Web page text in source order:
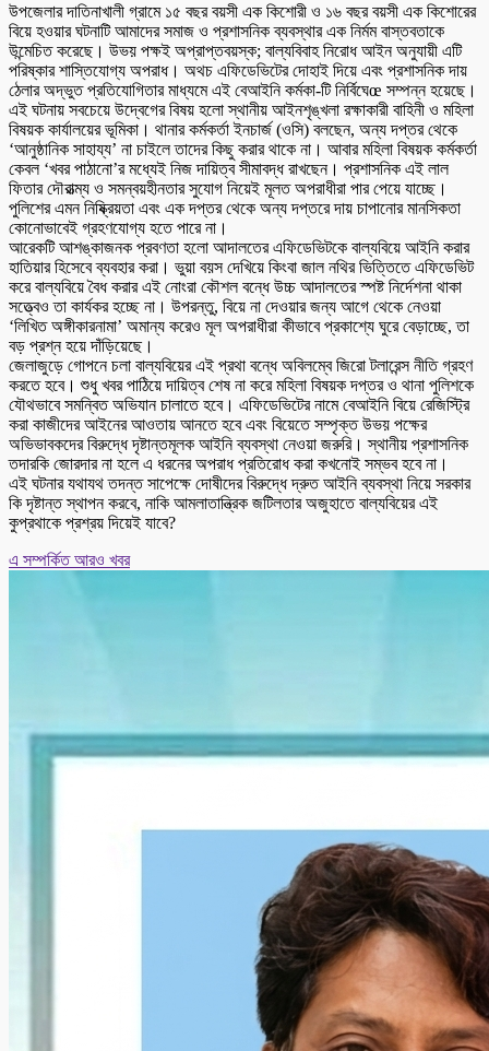
উপজেলার দাতিনাখালী গ্রামে ১৫ বছর বয়সী এক কিশোরী ও ১৬ বছর বয়সী এক কিশোরের
বিয়ে হওয়ার ঘটনাটি আমাদের সমাজ ও প্রশাসনিক ব্যবস্থার এক নির্মম বাস্তবতাকে
উন্মেচিত করেছে। উভয় পক্ষই অপ্রাপ্তবয়স্ক; বাল্যবিবাহ নিরোধ আইন অনুযায়ী এটি
পরিষ্কার শাস্তিযোগ্য অপরাধ। অথচ এফিডেভিটের দোহাই দিয়ে এবং প্রশাসনিক দায়
ঠেলার অদ্ভুত প্রতিযোগিতার মাধ্যমে এই বেআইনি কর্মকা-টি নির্বিঘেœ সম্পন্ন হয়েছে।
এই ঘটনায় সবচেয়ে উদ্বেগের বিষয় হলো স্থানীয় আইনশৃঙ্খলা রক্ষাকারী বাহিনী ও মহিলা
বিষয়ক কার্যালয়ের ভূমিকা। থানার কর্মকর্তা ইনচার্জ (ওসি) বলছেন, অন্য দপ্তর থেকে
‘আনুষ্ঠানিক সাহায্য’ না চাইলে তাদের কিছু করার থাকে না। আবার মহিলা বিষয়ক কর্মকর্তা
কেবল ‘খবর পাঠানো’র মধ্যেই নিজ দায়িত্ব সীমাবদ্ধ রাখছেন। প্রশাসনিক এই লাল
ফিতার দৌরাত্ম্য ও সমন্বয়হীনতার সুযোগ নিয়েই মূলত অপরাধীরা পার পেয়ে যাচ্ছে।
পুলিশের এমন নিষ্ক্রিয়তা এবং এক দপ্তর থেকে অন্য দপ্তরে দায় চাপানোর মানসিকতা
কোনোভাবেই গ্রহণযোগ্য হতে পারে না।
আরেকটি আশঙ্কাজনক প্রবণতা হলো আদালতের এফিডেভিটকে বাল্যবিয়ে আইনি করার
হাতিয়ার হিসেবে ব্যবহার করা। ভুয়া বয়স দেখিয়ে কিংবা জাল নথির ভিত্তিতে এফিডেভিট
করে বাল্যবিয়ে বৈধ করার এই নোংরা কৌশল বন্ধে উচ্চ আদালতের স্পষ্ট নির্দেশনা থাকা
সত্ত্বেও তা কার্যকর হচ্ছে না। উপরন্তু, বিয়ে না দেওয়ার জন্য আগে থেকে নেওয়া
‘লিখিত অঙ্গীকারনামা’ অমান্য করেও মূল অপরাধীরা কীভাবে প্রকাশ্যে ঘুরে বেড়াচ্ছে, তা
বড় প্রশ্ন হয়ে দাঁড়িয়েছে।
জেলাজুড়ে গোপনে চলা বাল্যবিয়ের এই প্রথা বন্ধে অবিলম্বে জিরো টলারেন্স নীতি গ্রহণ
করতে হবে। শুধু খবর পাঠিয়ে দায়িত্ব শেষ না করে মহিলা বিষয়ক দপ্তর ও থানা পুলিশকে
যৌথভাবে সমন্বিত অভিযান চালাতে হবে। এফিডেভিটের নামে বেআইনি বিয়ে রেজিস্ট্রি
করা কাজীদের আইনের আওতায় আনতে হবে এবং বিয়েতে সম্পৃক্ত উভয় পক্ষের
অভিভাবকদের বিরুদ্ধে দৃষ্টান্তমূলক আইনি ব্যবস্থা নেওয়া জরুরি। স্থানীয় প্রশাসনিক
তদারকি জোরদার না হলে এ ধরনের অপরাধ প্রতিরোধ করা কখনোই সম্ভব হবে না।
এই ঘটনার যথাযথ তদন্ত সাপেক্ষে দোষীদের বিরুদ্ধে দ্রুত আইনি ব্যবস্থা নিয়ে সরকার
কি দৃষ্টান্ত স্থাপন করবে, নাকি আমলাতান্ত্রিক জটিলতার অজুহাতে বাল্যবিয়ের এই
কুপ্রথাকে প্রশ্রয় দিয়েই যাবে?
এ সম্পর্কিত আরও খবর